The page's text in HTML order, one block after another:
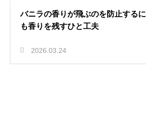
バニラの香りが飛ぶのを防止する
も香りを残すひと工夫
2026.03.24